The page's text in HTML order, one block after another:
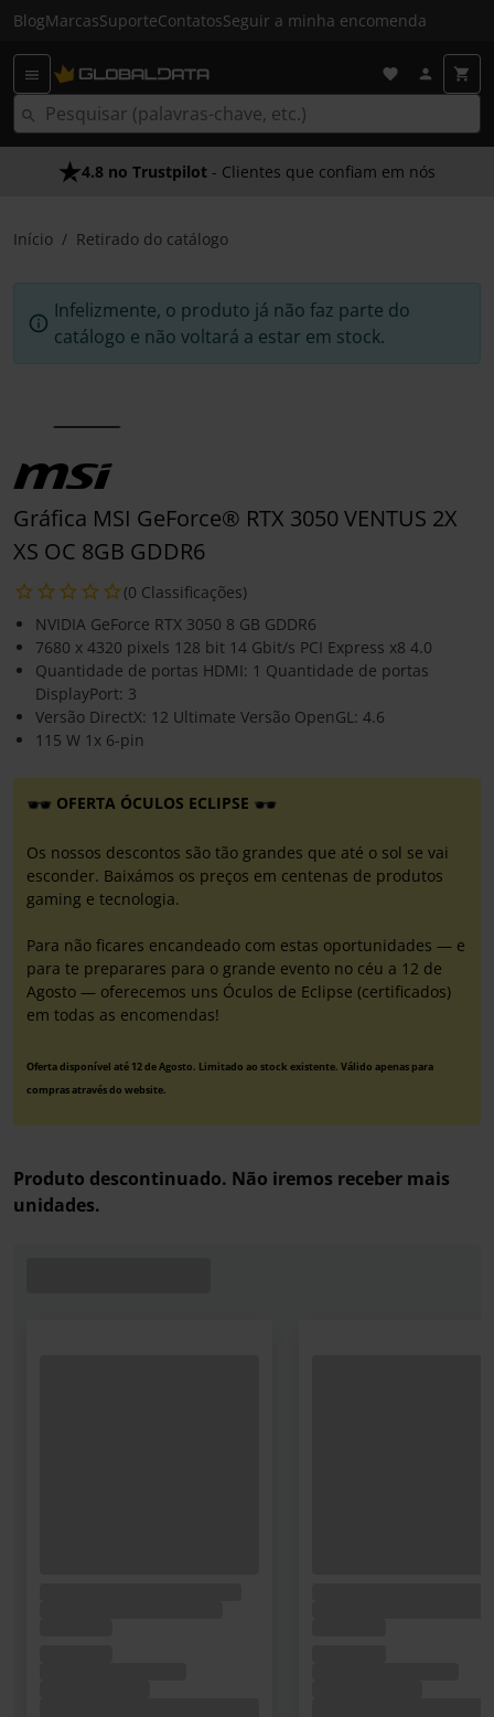
BlogMarcasSuporteContatosSeguir a minha encomenda
4.8 no Trustpilot - Clientes que confiam em nós
Início Retirado do catálogo
Infelizmente, o produto já não faz parte do
catálogo e não voltará a estar em stock.
Gráfica MSI GeForce® RTX 3050 VENTUS 2X
XS OC 8GB GDDR6
(0 Classificações)
NVIDIA GeForce RTX 3050 8 GB GDDR6
7680 x 4320 pixels 128 bit 14 Gbit/s PCI Express x8 4.0
Quantidade de portas HDMI: 1 Quantidade de portas
DisplayPort: 3
Versão DirectX: 12 Ultimate Versão OpenGL: 4.6
115 W 1x 6-pin
OFERTA ÓCULOS ECLIPSE
Os nossos descontos são tão grandes que até o sol se vai
esconder. Baixámos os preços em centenas de produtos
gaming e tecnologia.
Para não ficares encandeado com estas oportunidades — e
para te preparares para o grande evento no céu a 12 de
Agosto — oferecemos uns Óculos de Eclipse (certificados)
em todas as encomendas!
Oferta disponível até 12 de Agosto. Limitado ao stock existente. Válido apenas para
compras através do website.
Produto descontinuado. Não iremos receber mais
unidades.